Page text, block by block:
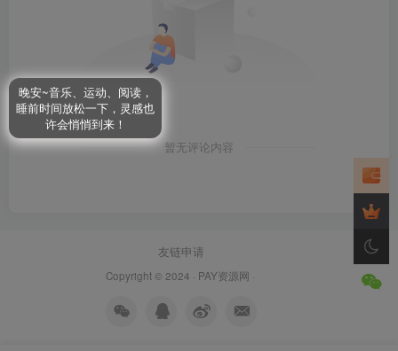
暂无评论内容
友链申请
Copyright © 2024 · PAY资源网 ·
晚安~音乐、运动、阅读，
睡前时间放松一下，灵感也
许会悄悄到来！